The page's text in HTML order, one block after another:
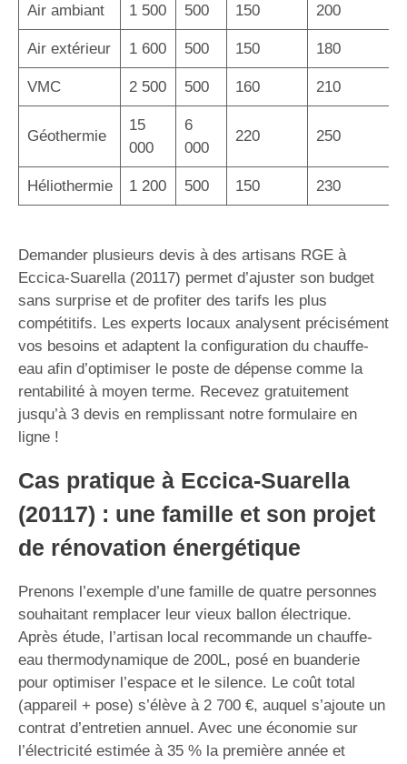
Air ambiant 1 500 500 150 200
Air extérieur 1 600 500 150 180
VMC 2 500 500 160 210
Géothermie
15
000
6
000
220 250
Héliothermie 1 200 500 150 230
Demander plusieurs devis à des artisans RGE à
Eccica-Suarella (20117) permet d’ajuster son budget
sans surprise et de profiter des tarifs les plus
compétitifs. Les experts locaux analysent précisément
vos besoins et adaptent la configuration du chauffe-
eau afin d’optimiser le poste de dépense comme la
rentabilité à moyen terme. Recevez gratuitement
jusqu’à 3 devis en remplissant notre formulaire en
ligne !
Cas pratique à Eccica-Suarella
(20117) : une famille et son projet
de rénovation énergétique
Prenons l’exemple d’une famille de quatre personnes
souhaitant remplacer leur vieux ballon électrique.
Après étude, l’artisan local recommande un chauffe-
eau thermodynamique de 200L, posé en buanderie
pour optimiser l’espace et le silence. Le coût total
(appareil + pose) s’élève à 2 700 €, auquel s’ajoute un
contrat d’entretien annuel. Avec une économie sur
l’électricité estimée à 35 % la première année et